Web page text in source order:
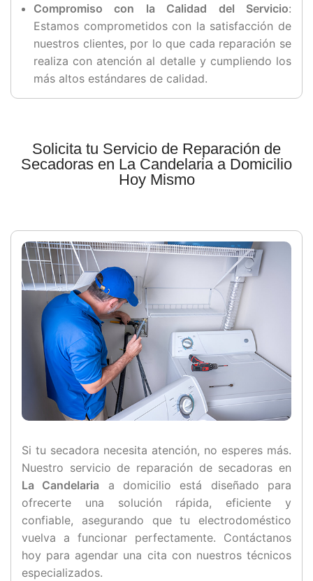
Compromiso con la Calidad del Servicio:
Estamos comprometidos con la satisfacción de
nuestros clientes, por lo que cada reparación se
realiza con atención al detalle y cumpliendo los
más altos estándares de calidad.
Solicita tu Servicio de Reparación de
Secadoras en La Candelaria a Domicilio
Hoy Mismo
Si tu secadora necesita atención, no esperes más.
Nuestro servicio de reparación de secadoras en
La Candelaria a domicilio está diseñado para
ofrecerte una solución rápida, eficiente y
confiable, asegurando que tu electrodoméstico
vuelva a funcionar perfectamente. Contáctanos
hoy para agendar una cita con nuestros técnicos
especializados.